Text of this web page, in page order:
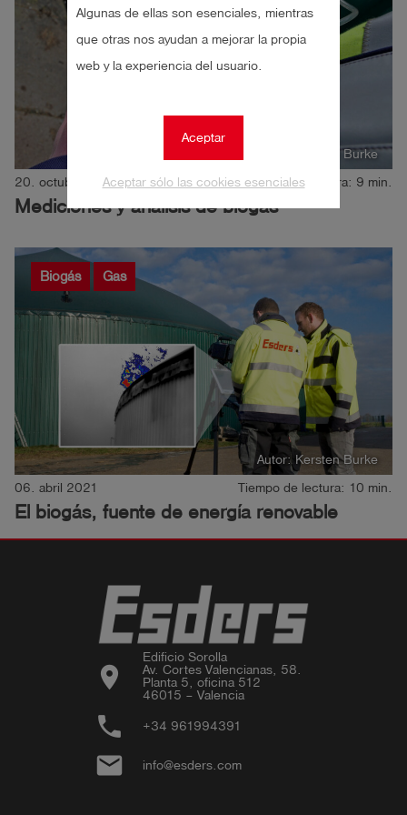
Algunas de ellas son esenciales, mientras
que otras nos ayudan a mejorar la propia
web y la experiencia del usuario.
Aceptar
Aceptar sólo las cookies esenciales
Autor: Kersten Burke
20. octubre 2021 Tiempo de lectura: 9 min.
Mediciones y análisis de biogás
Autor: Kersten Burke
06. abril 2021 Tiempo de lectura: 10 min.
El biogás, fuente de energía renovable
Biogás Gas
location_on
Edificio Sorolla
Av. Cortes Valencianas, 58.
Planta 5, oficina 512
46015 – Valencia
phone +34 961994391
email info@esders.com